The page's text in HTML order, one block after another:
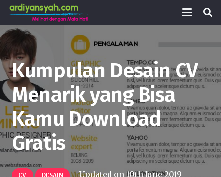
Kumpulan Desain CV
Menarik yang Bisa
Kamu Download
Gratis
CV DESAIN Updated on10th June 2019